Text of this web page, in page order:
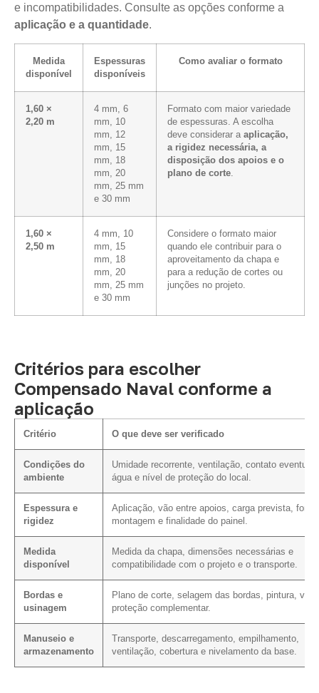
e incompatibilidades. Consulte as opções conforme a
aplicação e a quantidade.
Medida
disponível
Espessuras
disponíveis
Como avaliar o formato
1,60 ×
2,20 m
4 mm, 6
mm, 10
mm, 12
mm, 15
mm, 18
mm, 20
mm, 25 mm
e 30 mm
Formato com maior variedade
de espessuras. A escolha
deve considerar a aplicação,
a rigidez necessária, a
disposição dos apoios e o
plano de corte.
1,60 ×
2,50 m
4 mm, 10
mm, 15
mm, 18
mm, 20
mm, 25 mm
e 30 mm
Considere o formato maior
quando ele contribuir para o
aproveitamento da chapa e
para a redução de cortes ou
junções no projeto.
Critérios para escolher
Compensado Naval conforme a
aplicação
Critério O que deve ser verificado
Condições do
ambiente
Umidade recorrente, ventilação, contato eventual
água e nível de proteção do local.
Espessura e
rigidez
Aplicação, vão entre apoios, carga prevista,
montagem e finalidade do painel.
Medida
disponível
Medida da chapa, dimensões necessárias e
compatibilidade com o projeto e o transporte.
Bordas e
usinagem
Plano de corte, selagem das bordas, pintura,
proteção complementar.
Manuseio e
armazenamento
Transporte, descarregamento, empilhamento,
ventilação, cobertura e nivelamento da base.